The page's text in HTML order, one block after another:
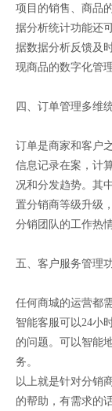
项目的销售、商品
据分析统计功能还
据数据分析反馈及
现商品的数字化管理
四、订单管理多维
订单是商家和客户
信息记录在案，计
况和分发趋势。其
置分销商等级升级
分销团队的工作热
五、客户服务管理
任何商城的运营都
智能客服可以24小
的问题。可以智能
务。
以上就是针对分销
的帮助，有需求的